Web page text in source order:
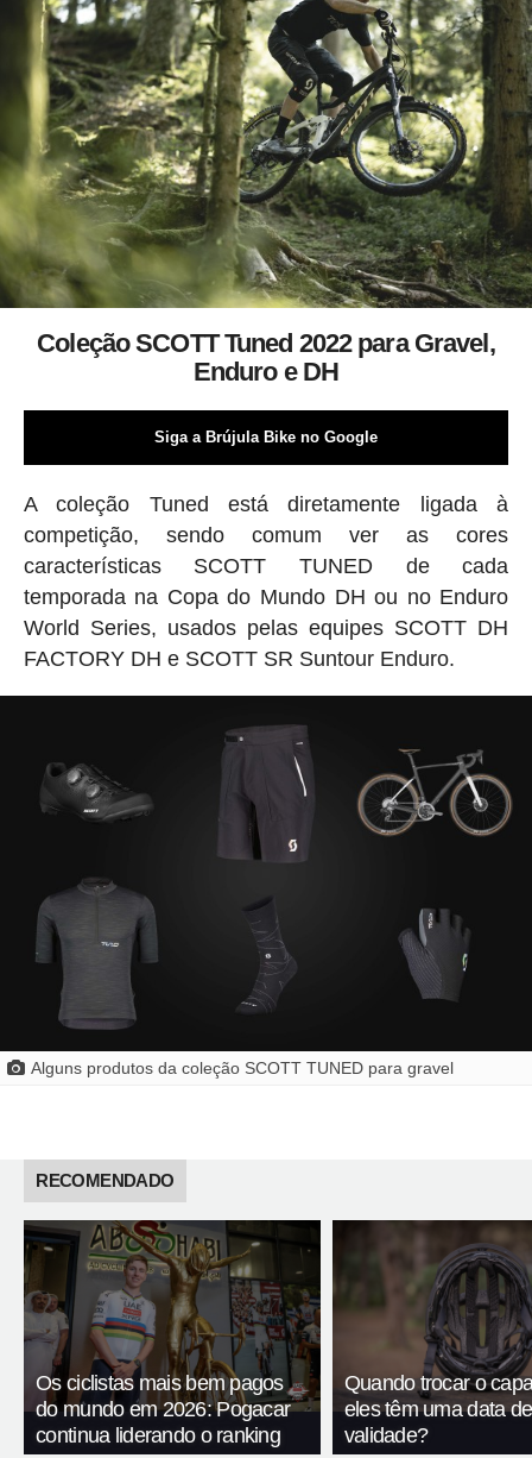
Coleção SCOTT Tuned 2022 para Gravel,
Enduro e DH
Siga a Brújula Bike no Google
A coleção Tuned está diretamente ligada à
competição, sendo comum ver as cores
características SCOTT TUNED de cada
temporada na Copa do Mundo DH ou no Enduro
World Series, usados pelas equipes SCOTT DH
FACTORY DH e SCOTT SR Suntour Enduro.
Alguns produtos da coleção SCOTT TUNED para gravel
RECOMENDADO
Os ciclistas mais bem pagos
do mundo em 2026: Pogacar
continua liderando o ranking
Quando trocar o
eles têm uma data de
validade?